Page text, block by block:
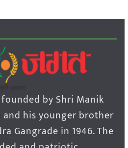
by Shri Manik
and his younger brother
Gangrade in 1946. The